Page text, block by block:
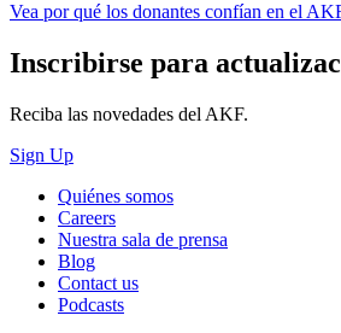
Vea por qué los donantes confían en el
Inscribirse para
Reciba las novedades del AKF.
Sign Up
Quiénes somos
Careers
Nuestra sala de prensa
Blog
Contact us
Podcasts